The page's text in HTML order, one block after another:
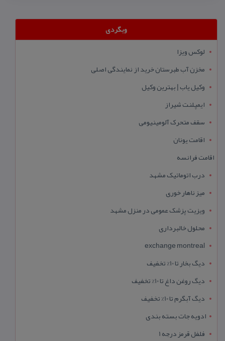
وبگردی
لوکس ویزا
مخزن آب طبرستان خرید از نمایندگی اصلی
وکیل یاب | بهترین وکیل
ایمپلنت شیراز
سقف متحرک آلومینیومی
اقامت یونان
اقامت فرانسه
درب اتوماتیک مشهد
میز ناهار خوری
ویزیت پزشک عمومی در منزل مشهد
محلول خالبرداری
exchange montreal
دیگ بخار تا 10% تخفیف
دیگ روغن داغ تا 10% تخفیف
دیگ آبگرم تا 10% تخفیف
ادویه جات بسته بندی
فلفل قرمز درجه 1